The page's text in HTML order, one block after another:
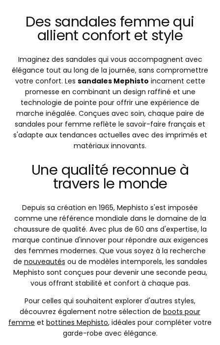
Des sandales femme qui
allient confort et style
Imaginez des sandales qui vous accompagnent avec
élégance tout au long de la journée, sans compromettre
votre confort. Les sandales Mephisto incarnent cette
promesse en combinant un design raffiné et une
technologie de pointe pour offrir une expérience de
marche inégalée. Conçues avec soin, chaque paire de
sandales pour femme reflète le savoir-faire français et
s'adapte aux tendances actuelles avec des imprimés et
matériaux innovants.
Une qualité reconnue à
travers le monde
Depuis sa création en 1965, Mephisto s'est imposée
comme une référence mondiale dans le domaine de la
chaussure de qualité. Avec plus de 60 ans d'expertise, la
marque continue d'innover pour répondre aux exigences
des femmes modernes. Que vous soyez à la recherche
de nouveautés ou de modèles intemporels, les sandales
Mephisto sont conçues pour devenir une seconde peau,
vous offrant stabilité et confort à chaque pas.
Pour celles qui souhaitent explorer d'autres styles,
découvrez également notre sélection de boots pour
femme et bottines Mephisto, idéales pour compléter votre
garde-robe avec élégance.